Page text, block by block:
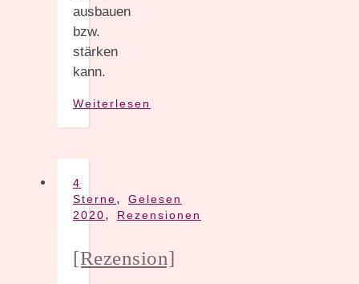
ausbauen
bzw.
stärken
kann.
Weiterlesen
4
Sterne, Gelesen
2020, Rezensionen
[Rezension]